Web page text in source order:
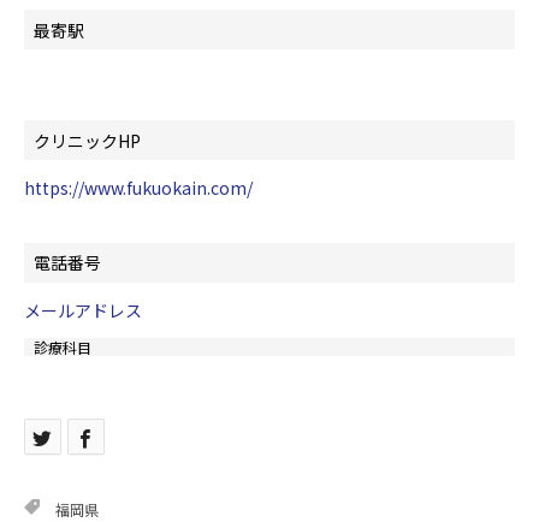
最寄駅
クリニックHP
https://www.fukuokain.com/
電話番号
メールアドレス
診療科目
福岡県